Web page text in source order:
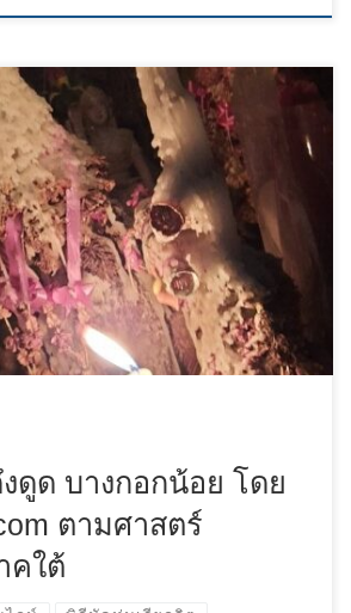
ดูด บางกอกน้อย โดย
ตามศาสตร์
คใต้